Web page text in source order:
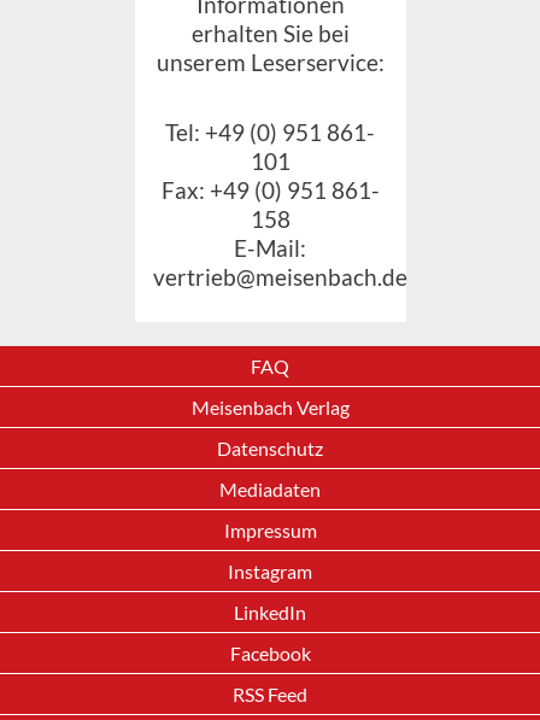
erhalten Sie bei
unserem Leserservice:
Tel: +49 (0) 951 861-
101
Fax: +49 (0) 951 861-
158
E-Mail:
vertrieb@meisenbach.de
FAQ
Meisenbach Verlag
Datenschutz
Mediadaten
Impressum
Instagram
LinkedIn
Facebook
RSS Feed